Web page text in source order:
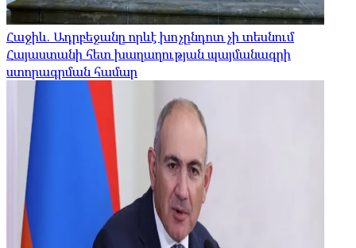
Հաջիև. Ադրբեջանը որևէ խոչընդոտ չի տեսնում
Հայաստանի հետ խաղաղության պայմանագրի
ստորագրման համար